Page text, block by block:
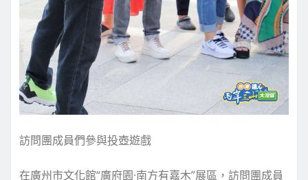
訪問團成員們參與投壺遊戲
在廣州市文化館“廣府園·南方有嘉木”展區，訪問團成員